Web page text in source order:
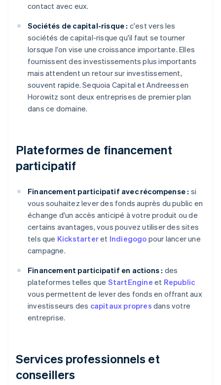
contact avec eux.
Sociétés de capital-risque : c'est vers les
sociétés de capital-risque qu'il faut se tourner
lorsque l'on vise une croissance importante. Elles
fournissent des investissements plus importants
mais attendent un retour sur investissement,
souvent rapide. Sequoia Capital et Andreessen
Horowitz sont deux entreprises de premier plan
dans ce domaine.
Plateformes de financement
participatif
Financement participatif avec récompense : si
vous souhaitez lever des fonds auprès du public en
échange d'un accès anticipé à votre produit ou de
certains avantages, vous pouvez utiliser des sites
tels que Kickstarteret Indiegogo pour lancer une
campagne.
Financement participatif en actions : des
plateformes telles que StartEngine et Republic
vous permettent de lever des fonds en offrant aux
investisseurs des capitaux propres dans votre
entreprise.
Services professionnels et
conseillers